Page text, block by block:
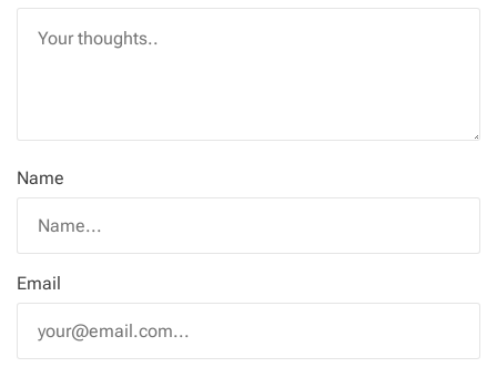
Name
Email